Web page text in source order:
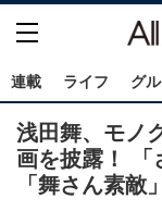
連載 ライフ グ
浅田舞、モノ
画を披露！ 「
「舞さん素敵」